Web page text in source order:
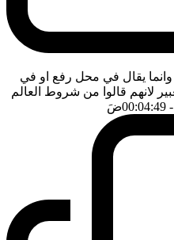
وانما يقال في محل رفع او في
لانهم قالوا من شروط العالم
- 00:04:49 ضَ